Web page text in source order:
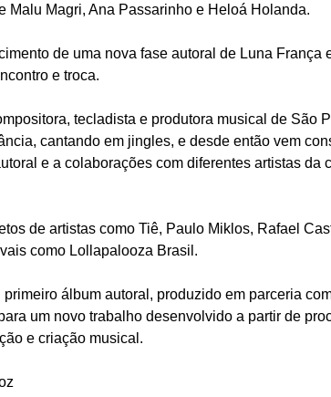
Malu Magri, Ana Passarinho e Heloá Holanda.
de uma nova fase autoral de Luna França
e troca.
tecladista e produtora musical de São
cantando em jingles, e desde então vem
e a colaborações com diferentes artistas da
de artistas como Tiê, Paulo Miklos, Rafael
como Lollapalooza Brasil.
álbum autoral, produzido em parceria
um novo trabalho desenvolvido a partir de
e criação musical.